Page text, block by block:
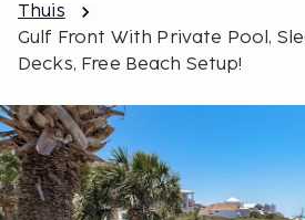
Thuis
Gulf Front With Private Pool,
Decks, Free Beach Setup!